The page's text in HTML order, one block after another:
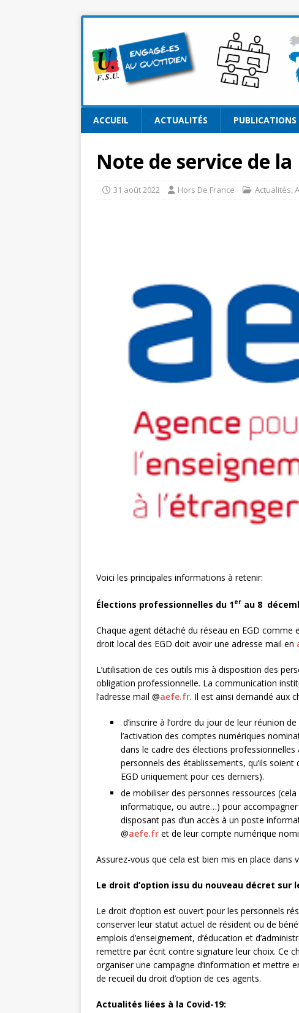
ACCUEIL ACTUALITÉS PUBLICATIONS
Note de service de la
31 août 2022 Hors De France Actualités,
Voici les principales informations à retenir:
Élections professionnelles du 1er au 8
Chaque agent détaché du réseau en EGD
droit local des EGD doit avoir une adresse mail en
L’utilisation de ces outils mis à disposition des
obligation professionnelle. La communication
l’adresse mail @aefe.fr. Il est ainsi demandé aux
d’inscrire à l’ordre du jour de leur réunion
l’activation des comptes numériques
dans le cadre des élections
personnels des établissements, qu’ils
EGD uniquement pour ces derniers).
de mobiliser des personnes ressources
informatique, ou autre…) pour accompagner
disposant pas d’un accès à un poste
@aefe.fr et de leur compte numérique
Assurez-vous que cela est bien mis en place dans
Le droit d’option issu du nouveau décret sur
Le droit d’option est ouvert pour les personnels
conserver leur statut actuel de résident ou de
emplois d’enseignement, d’éducation et
remettre par écrit contre signature leur choix. Ce
organiser une campagne d’information et mettre
de recueil du droit d’option de ces agents.
Actualités liées à la Covid-19: